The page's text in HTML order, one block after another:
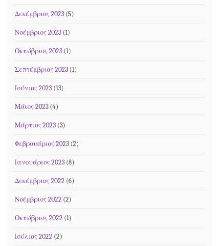
Δεκέμβριος 2023 (5)
Νοέμβριος 2023 (1)
Οκτώβριος 2023 (1)
Σεπτέμβριος 2023 (1)
Ιούνιος 2023 (13)
Μάιος 2023 (4)
Μάρτιος 2023 (3)
Φεβρουάριος 2023 (2)
Ιανουάριος 2023 (8)
Δεκέμβριος 2022 (6)
Νοέμβριος 2022 (2)
Οκτώβριος 2022 (1)
Ιούλιος 2022 (2)